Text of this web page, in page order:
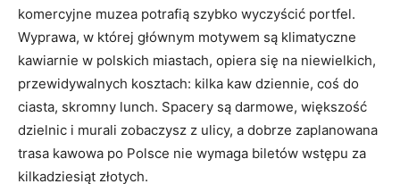
komercyjne muzea potrafią szybko wyczyścić portfel.
Wyprawa, w której głównym motywem są klimatyczne
kawiarnie w polskich miastach, opiera się na niewielkich,
przewidywalnych kosztach: kilka kaw dziennie, coś do
ciasta, skromny lunch. Spacery są darmowe, większość
dzielnic i murali zobaczysz z ulicy, a dobrze zaplanowana
trasa kawowa po Polsce nie wymaga biletów wstępu za
kilkadziesiąt złotych.